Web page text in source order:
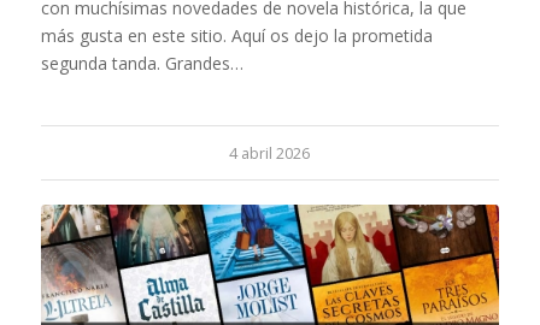
con muchísimas novedades de novela histórica, la que
más gusta en este sitio. Aquí os dejo la prometida
segunda tanda. Grandes…
4 abril 2026